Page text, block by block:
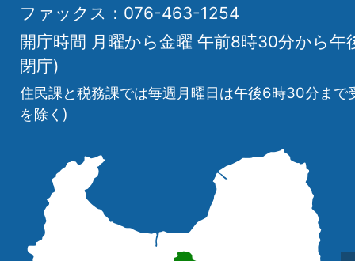
ファックス：076-463-1254
開庁時間 月曜から金曜 午前8時30分から午
閉庁)
住民課と税務課では毎週月曜日は午後6時30分まで
を除く)
の